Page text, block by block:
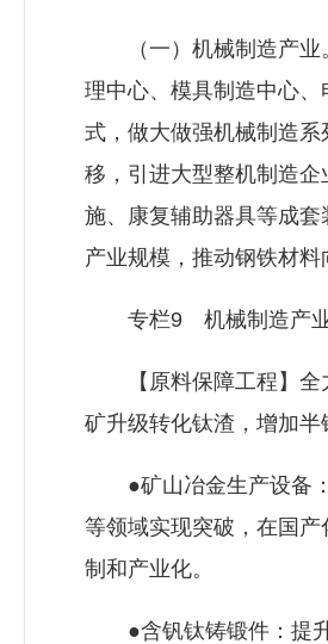
（一）机械制造产业。
理中心、模具制造中心
式，做大做强机械制造
移，引进大型整机制造
施、康复辅助器具等成
产业规模，推动钢铁材
专栏9 机械制造产业
【原料保障工程】全力
矿升级转化钛渣，增加
●矿山冶金生产设备：
等领域实现突破，在国
制和产业化。
●含钒钛铸锻件：提升